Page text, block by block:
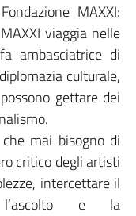
MAXXI:
viaggia nelle
ambasciatrice di
culturale,
gettare dei
mai bisogno di
critico degli artisti
intercettare il
l’ascolto e la